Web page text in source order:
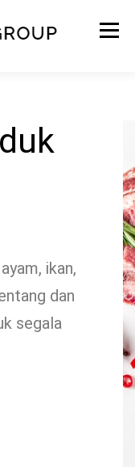
Menu
ikan,
dan
segala